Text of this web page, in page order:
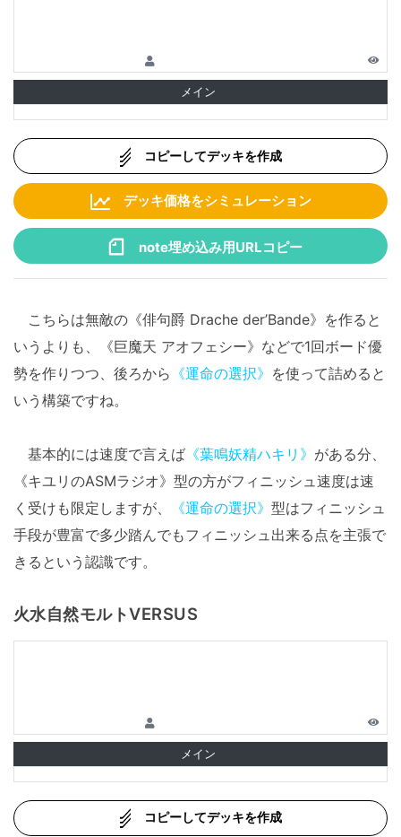
メイン
コピーしてデッキを作成
デッキ価格をシミュレーション
note埋め込み用URLコピー
こちらは無敵の《俳句爵 Drache der’Bande》を作ると
いうよりも、《巨魔天 アオフェシー》などで1回ボード優
勢を作りつつ、後ろから 《運命の選択》 を使って詰めると
いう構築ですね。
基本的には速度で言えば 《葉鳴妖精ハキリ》 がある分、
《キユリのASMラジオ》型の方がフィニッシュ速度は速
く受けも限定しますが、
《運命の選択》 型はフィニッシュ
手段が豊富で多少踏んでもフィニッシュ出来る点を主張で
きるという認識です。
火水自然モルトVERSUS
メイン
コピーしてデッキを作成